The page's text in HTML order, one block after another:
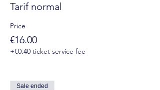
Tarif normal
Price
€16.00
+€0.40 ticket service fee
Sale ended